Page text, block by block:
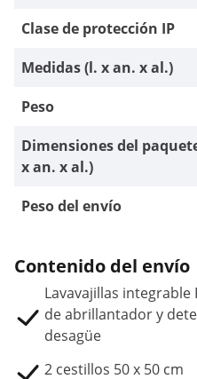
Clase de protección IP
Medidas (l. x an. x al.)
Peso
Dimensiones del
x an. x al.)
Peso del envío
Contenido del envío
Lavavajillas integrable
de abrillantador y
desagüe
2 cestillos 50 x 50 cm